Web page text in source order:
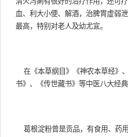
血、利大小便、解酒，治脾胃虚弱
最高，特别对老人及幼尤宜。
在《本草纲目》《神农本草经》
书》、《传世藏书》等中医八大经
葛根淀粉曾是贡品，有食用、药